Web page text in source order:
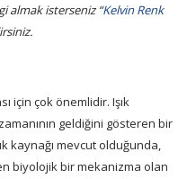
almak isterseniz “Kelvin Renk
için çok önemlidir. Işık
geldiğini gösteren bir
kaynağı mevcut olduğunda,
biyolojik bir mekanizma olan